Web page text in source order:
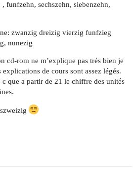
funfzehn, sechszehn, siebenzehn,
zwanzig dreizig vierzig funfzieg
nunezig
cd-rom ne m’explique pas trés bien je
de cours sont assez légés.
que a partir de 21 le chiffre des unités